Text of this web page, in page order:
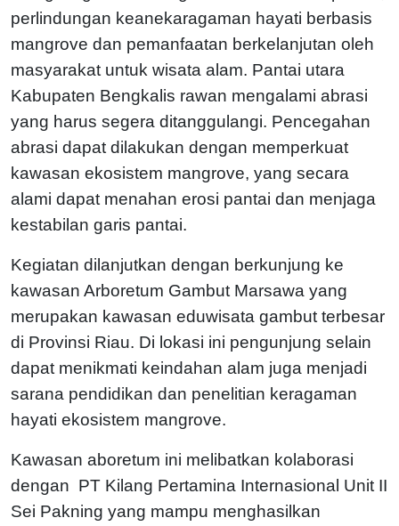
perlindungan keanekaragaman hayati berbasis
mangrove dan pemanfaatan berkelanjutan oleh
masyarakat untuk wisata alam. Pantai utara
Kabupaten Bengkalis rawan mengalami abrasi
yang harus segera ditanggulangi. Pencegahan
abrasi dapat dilakukan dengan memperkuat
kawasan ekosistem mangrove, yang secara
alami dapat menahan erosi pantai dan menjaga
kestabilan garis pantai.
Kegiatan dilanjutkan dengan berkunjung ke
kawasan Arboretum Gambut Marsawa yang
merupakan kawasan eduwisata gambut terbesar
di Provinsi Riau. Di lokasi ini pengunjung selain
dapat menikmati keindahan alam juga menjadi
sarana pendidikan dan penelitian keragaman
hayati ekosistem mangrove.
Kawasan aboretum ini melibatkan kolaborasi
dengan PT Kilang Pertamina Internasional Unit II
Sei Pakning yang mampu menghasilkan